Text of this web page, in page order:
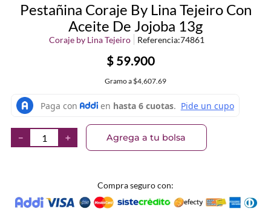
Pestañina Coraje By Lina Tejeiro Con
Aceite De Jojoba 13g
Coraje by Lina Tejeiro Referencia:74861
$ 59.900
Gramoa $4,607.69
＋
－ Agrega a tu bolsa
Compra seguro con: